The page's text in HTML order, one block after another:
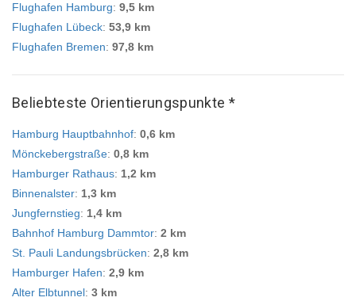
Flughafen Hamburg: 9,5 km
Flughafen Lübeck: 53,9 km
Flughafen Bremen: 97,8 km
Beliebteste Orientierungspunkte *
Hamburg Hauptbahnhof: 0,6 km
Mönckebergstraße: 0,8 km
Hamburger Rathaus: 1,2 km
Binnenalster: 1,3 km
Jungfernstieg: 1,4 km
Bahnhof Hamburg Dammtor: 2 km
St. Pauli Landungsbrücken: 2,8 km
Hamburger Hafen: 2,9 km
Alter Elbtunnel: 3 km